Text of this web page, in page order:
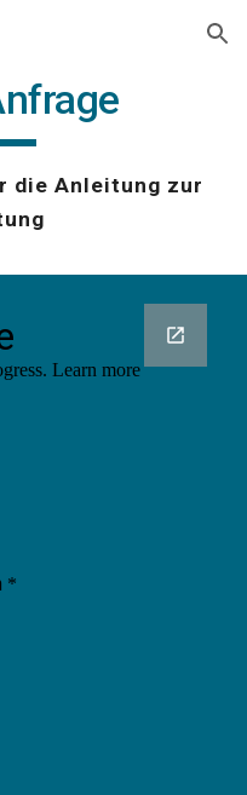
Skip to navigation
die Anleitung zur